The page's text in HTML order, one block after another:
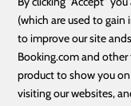
(which are used to gain
to improve our site
Booking.com and
product to show you
visiting our websites,
2026